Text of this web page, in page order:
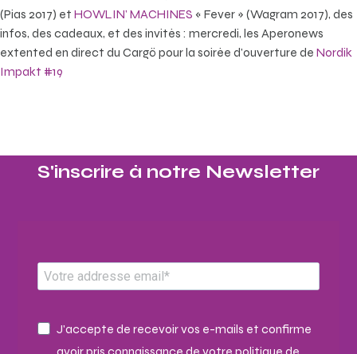
(Pias 2017) et HOWLIN’ MACHINES « Fever » (Wagram 2017), des
infos, des cadeaux, et des invités : mercredi, les Aperonews
extented en direct du Cargö pour la soirée d’ouverture de Nordik
Impakt #19
S'inscrire à notre Newsletter​
J'accepte de recevoir vos e-mails et confirme